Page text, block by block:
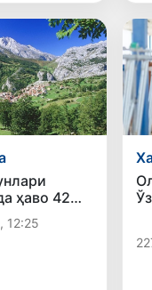
ҳаво 42
12:25